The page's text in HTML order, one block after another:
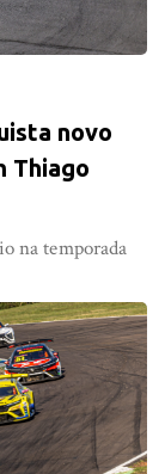
novo
Thiago
na temporada